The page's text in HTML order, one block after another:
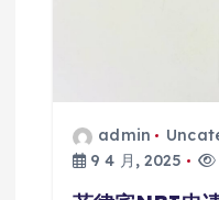
admin
9 4 月, 2025